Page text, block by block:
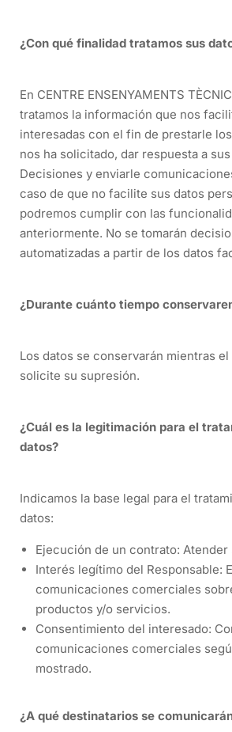
¿Con qué finalidad tratamos sus
En CENTRE ENSENYAMENTS
tratamos la información que nos
interesadas con el fin de prestarle
nos ha solicitado, dar respuesta a
Decisiones y enviarle
caso de que no facilite sus datos
podremos cumplir con las
anteriormente. No se tomarán
automatizadas a partir de los datos
¿Durante cuánto tiempo
Los datos se conservarán mientras
solicite su supresión.
¿Cuál es la legitimación para el
datos?
Indicamos la base legal para el
datos:
Ejecución de un contrato:
Interés legítimo del Responsable:
comunicaciones comerciales
productos y/o servicios.
Consentimiento del interesado:
comunicaciones comerciales
mostrado.
¿A qué destinatarios se